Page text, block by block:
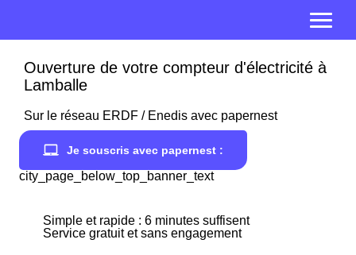
Ouverture de votre compteur d'électricité à
Lamballe
Sur le réseau ERDF / Enedis avec papernest
Je souscris avec papernest :
city_page_below_top_banner_text
Simple et rapide : 6 minutes suffisent
Service gratuit et sans engagement